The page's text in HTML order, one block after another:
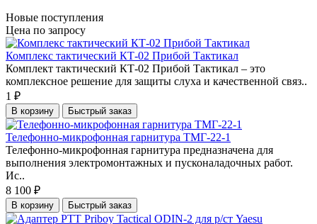
Новые поступления
Цена по запросу
Комплекс тактический КТ-02 Прибой Тактикал
Комплект тактический КТ-02 Прибой Тактикал – это
комплексное решение для защиты слуха и качественной связ..
1 ₽
В корзину Быстрый заказ
Телефонно-микрофонная гарнитура ТМГ-22-1
Телефонно-микрофонная гарнитура предназначена для
выполнения электромонтажных и пусконаладочных работ.
Ис..
8 100 ₽
В корзину Быстрый заказ